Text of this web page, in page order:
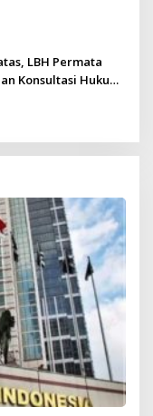
LBH Permata
Konsultasi Hukum